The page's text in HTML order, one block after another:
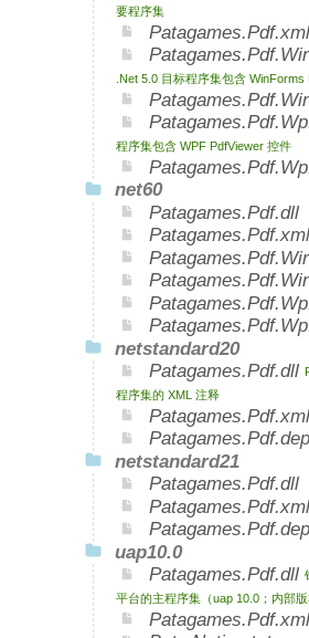
要程序集
Patagames.Pdf.xml
.Net 5.0 目标程序集包含 WinForms
程序集包含 WPF PdfViewer 控件
net60
Patagames.Pdf.dll
Patagames.Pdf.xml
netstandard20
Patagames.Pdf.dll
程序集的 XML 注释
Patagames.Pdf.xml
netstandard21
Patagames.Pdf.dll
Patagames.Pdf.xml
uap10.0
Patagames.Pdf.dll
平台的主程序集（uap 10.0；内部版
Patagames.Pdf.xml